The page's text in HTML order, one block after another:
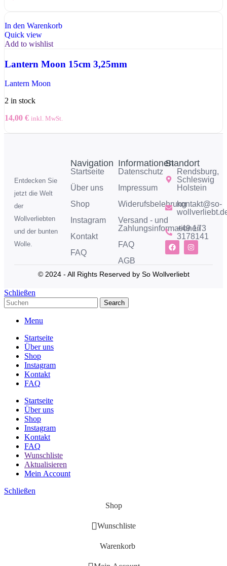
In den Warenkorb
Quick view
Add to wishlist
Lantern Moon 15cm 3,25mm
Lantern Moon
2 in stock
14,00 € inkl. MwSt.
Entdecken Sie
jetzt die Welt
der
Wollverliebten
und der bunten
Wolle.
Navigation
Startseite
Über uns
Shop
Instagram
Kontakt
FAQ
Informationen
Datenschutz
Impressum
Widerufsbelehrung
Versand - und
Zahlungsinformationen
FAQ
AGB
Standort
Rendsburg,
Schleswig
Holstein
kontakt@so-
+49 173
3178141
© 2024 - All Rights Reserved by So Wollverliebt
Schließen
Search
Menu
Startseite
Über uns
Shop
Instagram
Kontakt
FAQ
Startseite
Über uns
Shop
Instagram
Kontakt
FAQ
Wunschliste
Aktualisieren
Mein Account
Schließen
Shop
Wunschliste
Warenkorb